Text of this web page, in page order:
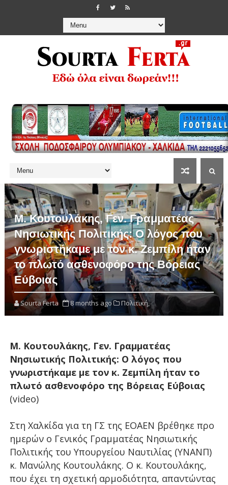
Μ. Κουτουλάκης, Γεν. Γραμματέας
Νησιωτικής Πολιτικής: Ο λόγος που
γνωριστήκαμε με τον κ. Ζεμπίλη ήταν
το πλωτό ασθενοφόρο της Βόρειας
Εύβοιας
Sourta Ferta 8 months ago Πολιτική,
Μ. Κουτουλάκης, Γεν. Γραμματέας
Νησιωτικής Πολιτικής: Ο λόγος που
γνωριστήκαμε με τον κ. Ζεμπίλη ήταν το
πλωτό ασθενοφόρο της Βόρειας Εύβοιας
(video)
Στη Χαλκίδα για τη ΓΣ της ΕΟΑΕΝ βρέθηκε προ
ημερών ο Γενικός Γραμματέας Νησιωτικής
Πολιτικής του Υπουργείου Ναυτιλίας (ΥΝΑΝΠ)
κ. Μανώλης Κουτουλάκης. Ο κ. Κουτουλάκης,
που έχει τη σχετική αρμοδιότητα, απαντώντας